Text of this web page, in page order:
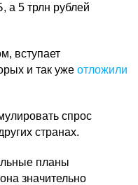
а 5 трлн рублей
вступает
и так уже отложили
спрос
странах.
планы
значительно